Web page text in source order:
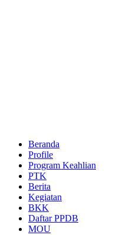
Beranda
Profile
Program Keahlian
PTK
Berita
Kegiatan
BKK
Daftar PPDB
MOU